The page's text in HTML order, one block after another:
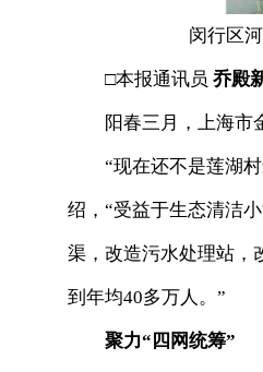
闵行区
□本报通讯员 乔殿
阳春三月，上海市
“现在还不是莲湖
绍，“受益于生态清洁
渠，改造污水处理站
到年均40多万人。”
聚力“四网统筹”